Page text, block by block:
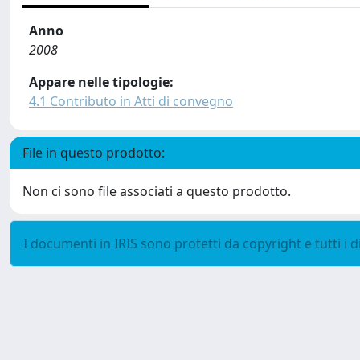
Anno
2008
Appare nelle tipologie:
4.1 Contributo in Atti di convegno
File in questo prodotto:
Non ci sono file associati a questo prodotto.
I documenti in IRIS sono protetti da copyright e tutti i